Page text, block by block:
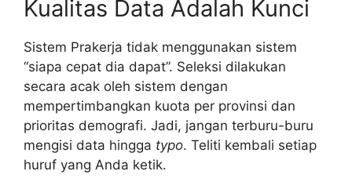
Kualitas Data Adalah Kunci
Sistem Prakerja tidak menggunakan sistem
“siapa cepat dia dapat”. Seleksi dilakukan
secara acak oleh sistem dengan
mempertimbangkan kuota per provinsi dan
prioritas demografi. Jadi, jangan terburu-buru
mengisi data hingga typo. Teliti kembali setiap
huruf yang Anda ketik.